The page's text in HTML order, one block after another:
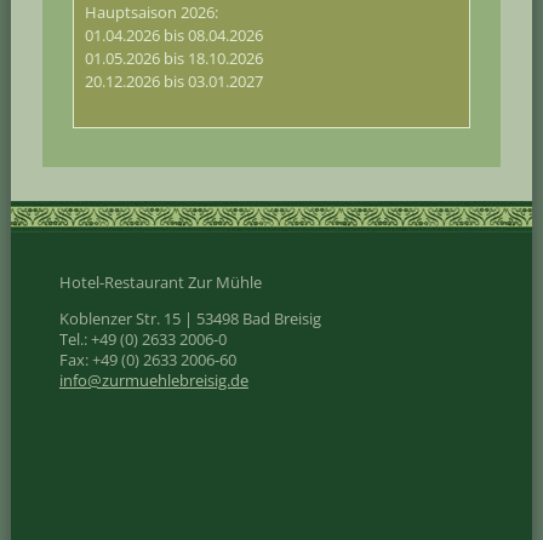
Hauptsaison 2026:
01.04.2026 bis 08.04.2026
01.05.2026 bis 18.10.2026
20.12.2026 bis 03.01.2027
Hotel-Restaurant Zur Mühle
Koblenzer Str. 15 | 53498 Bad Breisig
Tel.: +49 (0) 2633 2006-0
Fax: +49 (0) 2633 2006-60
info@zurmuehlebreisig.de